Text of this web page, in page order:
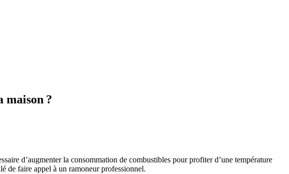
maison ?
d’augmenter la consommation de combustibles pour profiter d’une température
de faire appel à un ramoneur professionnel.